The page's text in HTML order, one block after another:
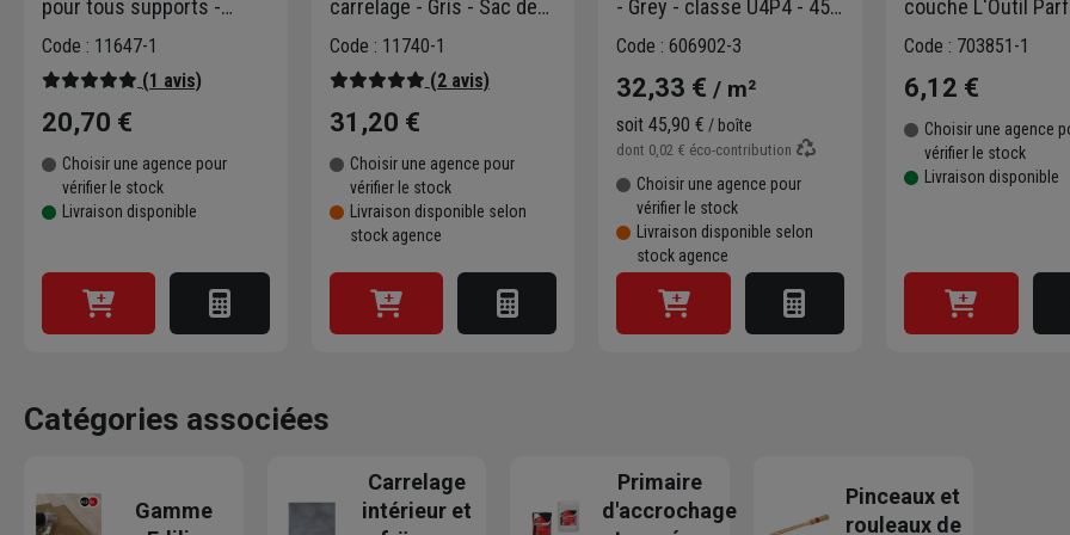
pour tous supports -
Edilis - Sac de 25 kg
Code : 11647-1
(1 avis)
20,70 €
Choisir une agence pour
vérifier le stock
Livraison disponible
carrelage - Gris - Sac de
25 KG
Code : 11740-1
(2 avis)
31,20 €
Choisir une agence pour
vérifier le stock
Livraison disponible selon
stock agence
- Grey - classe U4P4 - 45
CMx45 CM - épaisseur 8,8
Code : 606902-3
32,33 € / m²
soit45,90 € / boîte
dont 0,02 € éco-contribution
Choisir une agence pour
vérifier le stock
Livraison disponible selon
stock agence
couche L'Outil
Polyester 12 mm -
Code : 703851-1
6,12 €
Choisir une agence
vérifier le stock
Livraison disponible
Catégories associées
Gamme
Carrelage
intérieur et
Primaire
d'accrochage
Pinceaux et
rouleaux de